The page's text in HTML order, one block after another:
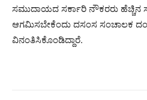
ಸಮುದಾಯದ ಸರ್ಕಾರಿ ನೌಕರರು ಹೆಚ್ಚಿನ
ಆಗಮಿಸಬೇಕೆಂದು ದಸಂಸ ಸಂಚಾಲಕ
ವಿನಂತಿಸಿಕೊಂಡಿದ್ದಾರೆ.